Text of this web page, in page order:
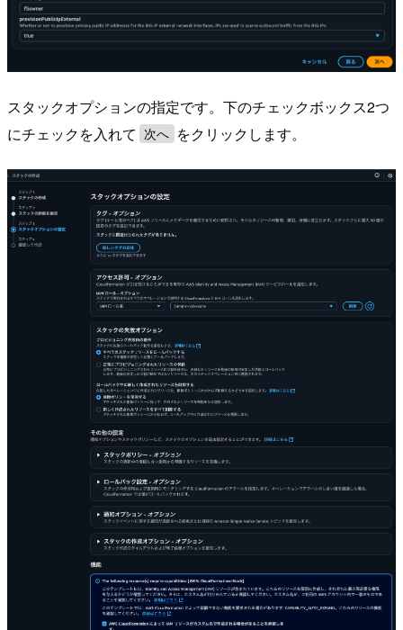
スタックオプションの指定です。下のチェックボックス2つ
にチェックを入れて
次へ をクリックします。